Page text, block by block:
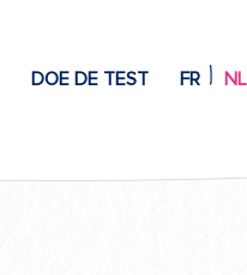
DOE DE TEST FR NL